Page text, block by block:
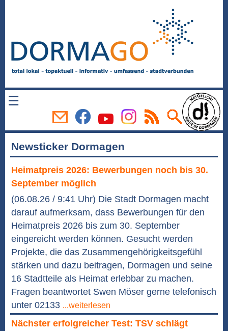
☰
Newsticker Dormagen
Heimatpreis 2026: Bewerbungen noch bis 30.
September möglich
(06.08.26 / 9:41 Uhr) Die Stadt Dormagen macht
darauf aufmerksam, dass Bewerbungen für den
Heimatpreis 2026 bis zum 30. September
eingereicht werden können. Gesucht werden
Projekte, die das Zusammengehörigkeitsgefühl
stärken und dazu beitragen, Dormagen und seine
16 Stadtteile als Heimat erlebbar zu machen.
Fragen beantwortet Swen Möser gerne telefonisch
unter 02133 ...weiterlesen
Nächster erfolgreicher Test: TSV schlägt